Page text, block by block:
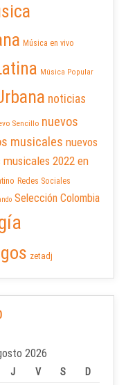
Música en vivo
Música Popular
noticias
Sencillo nuevos
musicales nuevos
2022 en
Redes Sociales
Selección Colombia
zetadj
2026
J V S
D